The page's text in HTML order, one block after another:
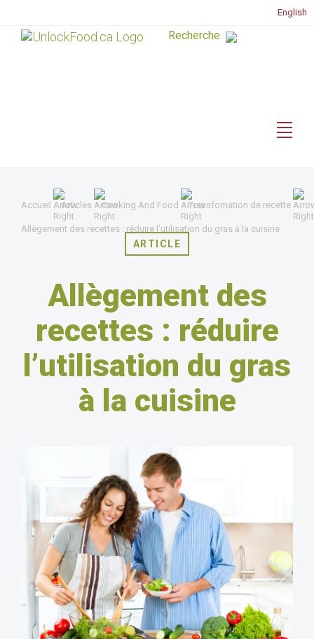
English
Accueil Articles Cooking And Food Transfomation de recette
Allègement des recettes : réduire l’utilisation du gras à la cuisine
ARTICLE
Allègement des
recettes : réduire
l’utilisation du gras
à la cuisine